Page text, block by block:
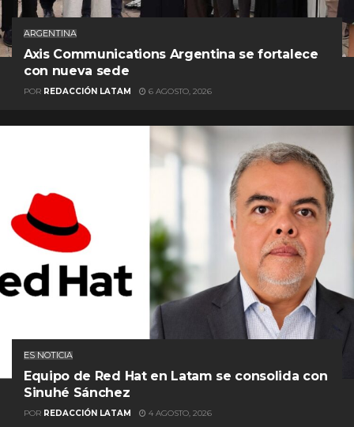
ARGENTINA
Axis Communications Argentina se fortalece
con nueva sede
POR REDACCIÓN LATAM 6 AGOSTO, 2026
ES NOTICIA
Equipo de Red Hat en Latam se consolida con
Sinuhé Sánchez
POR REDACCIÓN LATAM 4 AGOSTO, 2026